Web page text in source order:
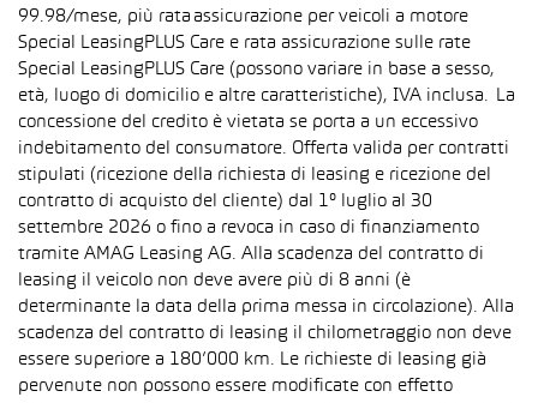
99.98/mese, più rata assicurazione per veicoli a motore
Special LeasingPLUS Care e rata assicurazione sulle rate
Special LeasingPLUS Care (possono variare in base a sesso,
età, luogo di domicilio e altre caratteristiche), IVA inclusa. La
concessione del credito è vietata se porta a un eccessivo
indebitamento del consumatore. Offerta valida per contratti
stipulati (ricezione della richiesta di leasing e ricezione del
contratto di acquisto del cliente) dal 1° luglio al 30
settembre 2026 o fino a revoca in caso di finanziamento
tramite AMAG Leasing AG. Alla scadenza del contratto di
leasing il veicolo non deve avere più di 8 anni (è
determinante la data della prima messa in circolazione). Alla
scadenza del contratto di leasing il chilometraggio non deve
essere superiore a 180’000 km. Le richieste di leasing già
pervenute non possono essere modificate con effetto